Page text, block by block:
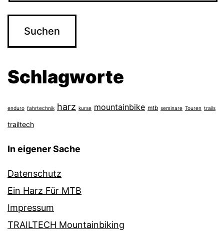
Schlagworte
enduro fahrtechnik harz kurse mountainbike mtb seminare Touren trails
trailtech
In eigener Sache
Datenschutz
Ein Harz Für MTB
Impressum
TRAILTECH Mountainbiking